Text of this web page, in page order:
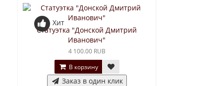
Хит
Статуэтка "Донской Дмитрий
Иванович"
4 100.00 RUB
В корзину
Заказ в один клик